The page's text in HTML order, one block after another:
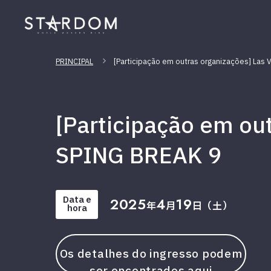
PRINCIPAL [Participação em outras organizações] Las
[Participação em
SPING BREAK 9
Data e
hora 2025年4月19日（土）
Os detalhes do ingresso podem